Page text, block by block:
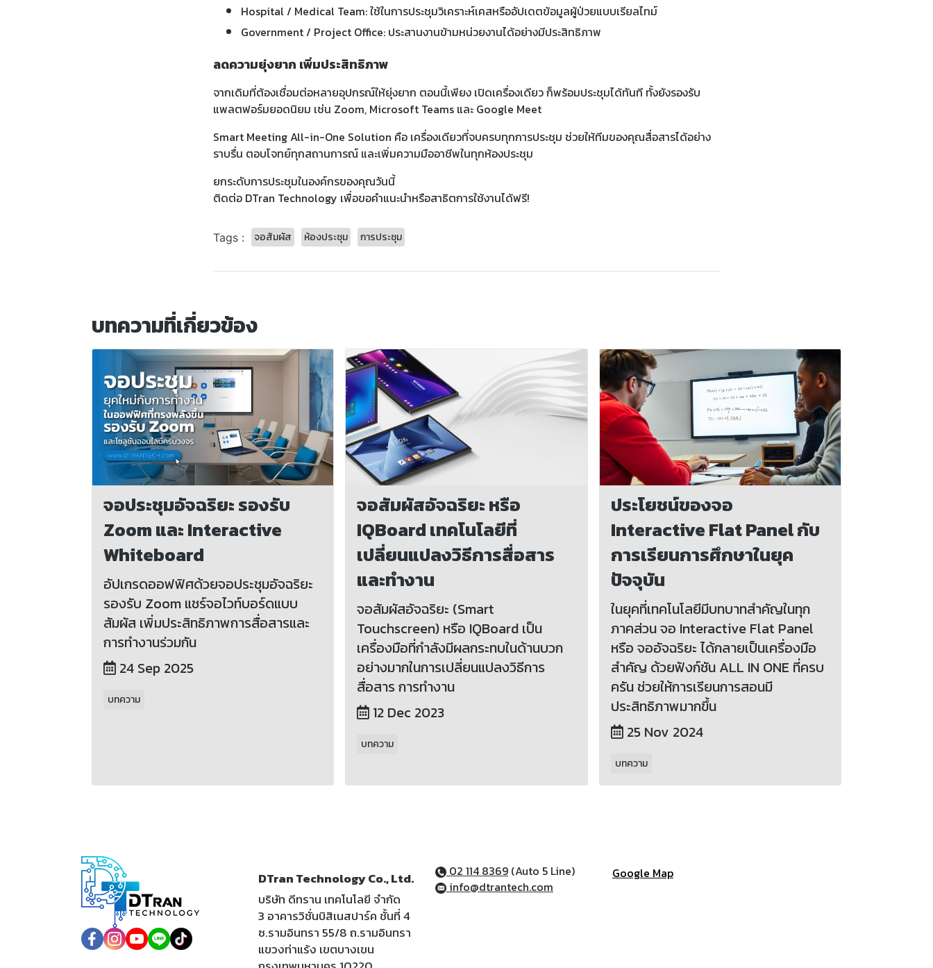
Hospital / Medical Team: ใช้ในการประชุมวิเคราะห์เคสหรืออัปเดตข้อมูลผู้ป่วยแบบเรียลไทม์
Government / Project Office: ประสานงานข้ามหน่วยงานได้อย่างมีประสิทธิภาพ
ลดความยุ่งยาก เพิ่มประสิทธิภาพ
จากเดิมที่ต้องเชื่อมต่อหลายอุปกรณ์ให้ยุ่งยาก ตอนนี้เพียง เปิดเครื่องเดียว ก็พร้อมประชุมได้ทันที ทั้งยังรองรับ
แพลตฟอร์มยอดนิยม เช่น Zoom, Microsoft Teams และ Google Meet
Smart Meeting All-in-One Solution คือ เครื่องเดียวที่จบครบทุกการประชุม ช่วยให้ทีมของคุณสื่อสารได้อย่าง
ราบรื่น ตอบโจทย์ทุกสถานการณ์ และเพิ่มความมืออาชีพในทุกห้องประชุม
ยกระดับการประชุมในองค์กรของคุณวันนี้
ติดต่อ DTran Technology เพื่อขอคำแนะนำหรือสาธิตการใช้งานได้ฟรี!
Tags : จอสัมผัส ห้องประชุม การประชุม
บทความที่เกี่ยวข้อง
จอประชุมอัจฉริยะ รองรับ
Zoom และ Interactive
Whiteboard
อัปเกรดออฟฟิศด้วยจอประชุมอัจฉริยะ
รองรับ Zoom แชร์จอไวท์บอร์ดแบบ
สัมผัส เพิ่มประสิทธิภาพการสื่อสารและ
การทำงานร่วมกัน
24 Sep 2025
บทความ
จอสัมผัสอัจฉริยะ หรือ
IQBoard เทคโนโลยีที่
เปลี่ยนแปลงวิธีการสื่อสาร
และทำงาน
จอสัมผัสอัจฉริยะ (Smart
Touchscreen) หรือ IQBoard เป็น
เครื่องมือที่กำลังมีผลกระทบในด้านบวก
อย่างมากในการเปลี่ยนแปลงวิธีการ
สื่อสาร การทำงาน
12 Dec 2023
บทความ
ประโยชน์ของจอ
Interactive Flat Panel กับ
การเรียนการศึกษาในยุค
ปัจจุบัน
ในยุคที่เทคโนโลยีมีบทบาทสำคัญในทุก
ภาคส่วน จอ Interactive Flat Panel
หรือ จออัจฉริยะ ได้กลายเป็นเครื่องมือ
สำคัญ ด้วยฟังก์ชัน ALL IN ONE ที่ครบ
ครัน ช่วยให้การเรียนการสอนมี
ประสิทธิภาพมากขึ้น
25 Nov 2024
บทความ
DTran Technology Co., Ltd.
บริษัท ดีทราน เทคโนโลยี จำกัด
3 อาคารวิชั่นบิสิเนสปาร์ค ชั้นที่ 4
ซ.รามอินทรา 55/8 ถ.รามอินทรา
แขวงท่าแร้ง เขตบางเขน
02 114 8369 (Auto 5 Line)
info@dtrantech.com
Google Map